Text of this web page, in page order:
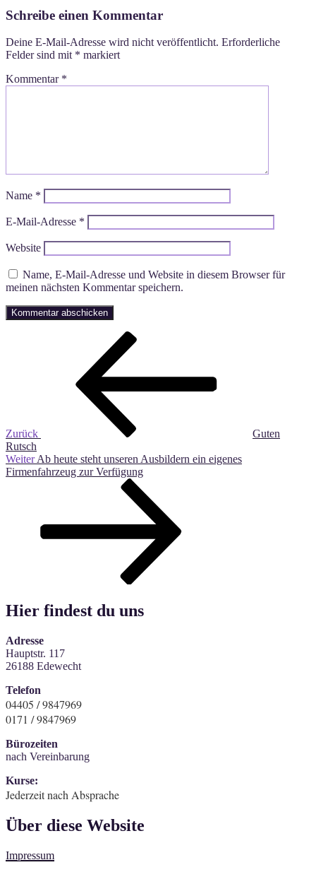
Schreibe einen Kommentar
Deine E-Mail-Adresse wird nicht veröffentlicht. Erforderliche
Felder sind mit * markiert
Kommentar *
Name *
E-Mail-Adresse *
Website
Name, E-Mail-Adresse und Website in diesem Browser für
meinen nächsten Kommentar speichern.
Beitragsnavigation
Zurück
Guten
Rutsch
Nächster
Beitrag
Weiter Ab heute steht unseren Ausbildern ein eigenes
Firmenfahrzeug zur Verfügung
Hier findest du uns
Adresse
Hauptstr. 117
26188 Edewecht
Telefon
04405 / 9847969
0171 / 9847969
Bürozeiten
nach Vereinbarung
Kurse:
Jederzeit nach Absprache
Über diese Website
Impressum